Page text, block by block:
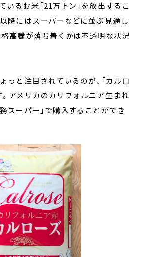
いるお米「21万トン」を放出するこ
降にはスーパーなどに並ぶ見通し
格高騰が落ち着くかは不透明な状況
っと注目されているのが、「カルロ
。アメリカのカリフォルニア生まれ
スーパー」で購入することができ